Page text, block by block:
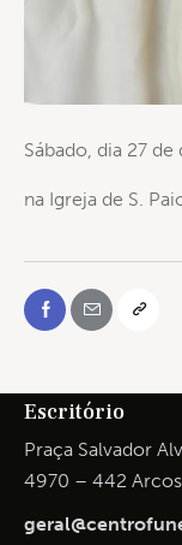
Sábado, dia 27
na Igreja de S.
Escritório
Praça Salvador
4970 – 442